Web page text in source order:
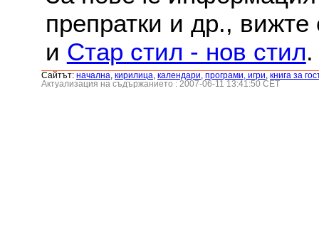
препратки и др.,
и Стар стил - нов стил.
Сайтът: началнa кирилица календари програми, игри книга за
Актуализация на съдържанието : 2007-06-11 13:41:50 CET